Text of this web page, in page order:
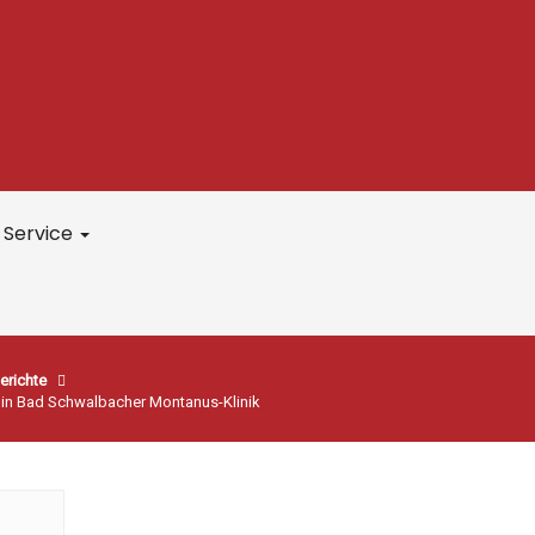
Service
Bad Schwalbacher Montanus-Klinik